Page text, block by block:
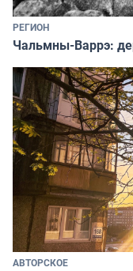
РЕГИОН
Чальмны-Варрэ:
АВТОРСКОЕ